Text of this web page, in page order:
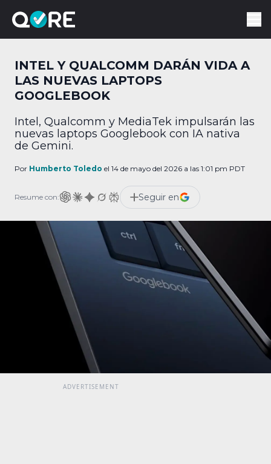
INTEL Y QUALCOMM DARÁN VIDA A
LAS NUEVAS LAPTOPS
GOOGLEBOOK
Intel, Qualcomm y MediaTek impulsarán las
nuevas laptops Googlebook con IA nativa
de Gemini.
Por Humberto Toledo el 14 de mayo del 2026 a las 1:01 pm PDT
Resume con: Seguir en